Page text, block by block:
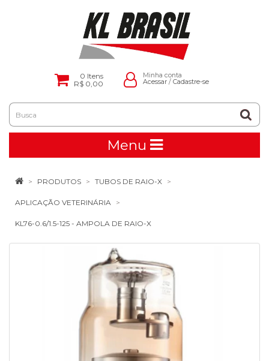
0 Itens
R$ 0,00
Minha conta
Acessar/ Cadastre-se
Menu
PRODUTOS TUBOS DE RAIO-X
APLICAÇÃO VETERINÁRIA
KL76-0.6/1.5-125 - AMPOLA DE RAIO-X